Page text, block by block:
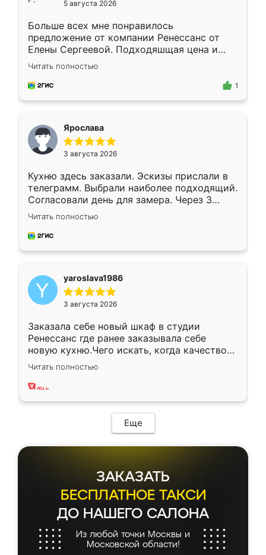
5 августа 2026
Больше всех мне понравилось
предложение от компании Ренессанс от
Елены Сергеевой. Подходяшщая цена и
короткие сроки изготовления. Приехавший
для замера сотрудник Владислав
предложил по моему эскизу самый
Читать полностью
1
Ярослава
3 августа 2026
Кухню здесь заказали. Эскизы прислали в
телеграмм. Выбрали наиболее подходящий.
Согласовали день для замера. Через 3
недели кухня была уже готова. Остались
довольны работой. Спасибо Ренессанс
мебель за качественную работу!
Читать полностью
yaroslava1986
3 августа 2026
Заказала себе новый шкаф в студии
Ренессанс где ранее заказывала себе
новую кухню.Чего искать, когда качеством
вполне довольна. Служит кухня уже почти
два года, нареканий нет.
Читать полностью
Еще
ЗАКАЗАТЬ
БЕСПЛАТНОЕ ТАКСИ
ДО НАШЕГО САЛОНА
Из любой точки Москвы и
Московской области!